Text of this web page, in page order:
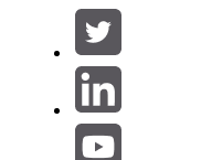
Produktbereich